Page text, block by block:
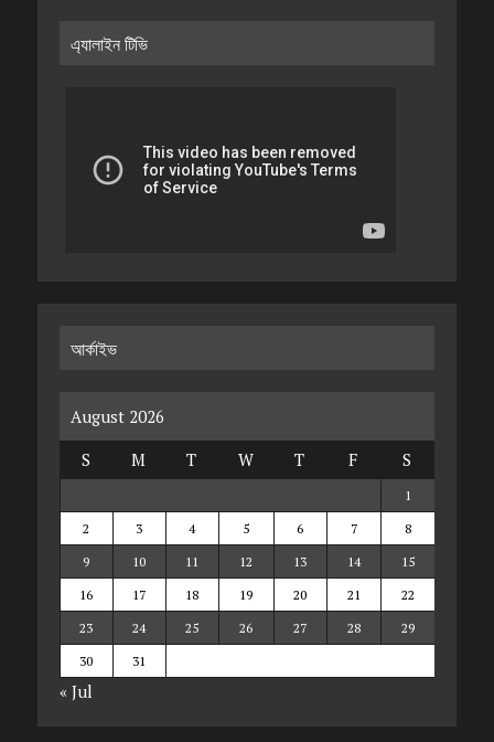
এ্যালাইন টিভি
আর্কাইভ
August 2026
S
M T W T F S
1
2
3 4 5 6 7
8
9
10 11 12 13 14
15
16
17 18 19 20 21
22
23
24 25 26 27 28
29
30
31
« Jul